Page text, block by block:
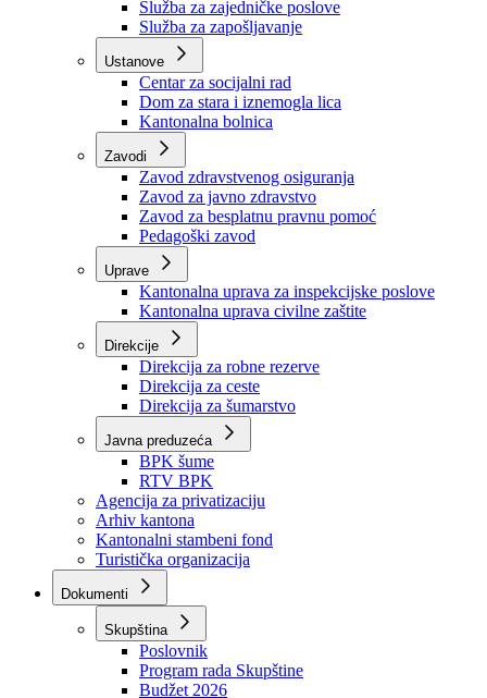
Službe
Služba za odnose s javnošću
Služba za zajedničke poslove
Služba za zapošljavanje
Ustanove
Centar za socijalni rad
Dom za stara i iznemogla lica
Kantonalna bolnica
Zavodi
Zavod zdravstvenog osiguranja
Zavod za javno zdravstvo
Zavod za besplatnu pravnu pomoć
Pedagoški zavod
Kantonalna uprava za inspekcijske poslove
Kantonalna uprava civilne zaštite
Direkcije
Direkcija za robne rezerve
Direkcija za ceste
Direkcija za šumarstvo
Javna preduzeća
BPK šume
RTV BPK
Agencija za privatizaciju
Arhiv kantona
Kantonalni stambeni fond
Turistička organizacija
Dokumenti
Skupština